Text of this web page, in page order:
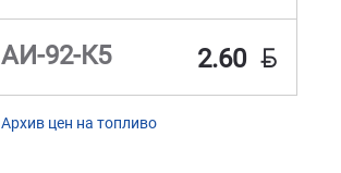
АИ-92-К5 2.60 BYN
Архив цен на топливо